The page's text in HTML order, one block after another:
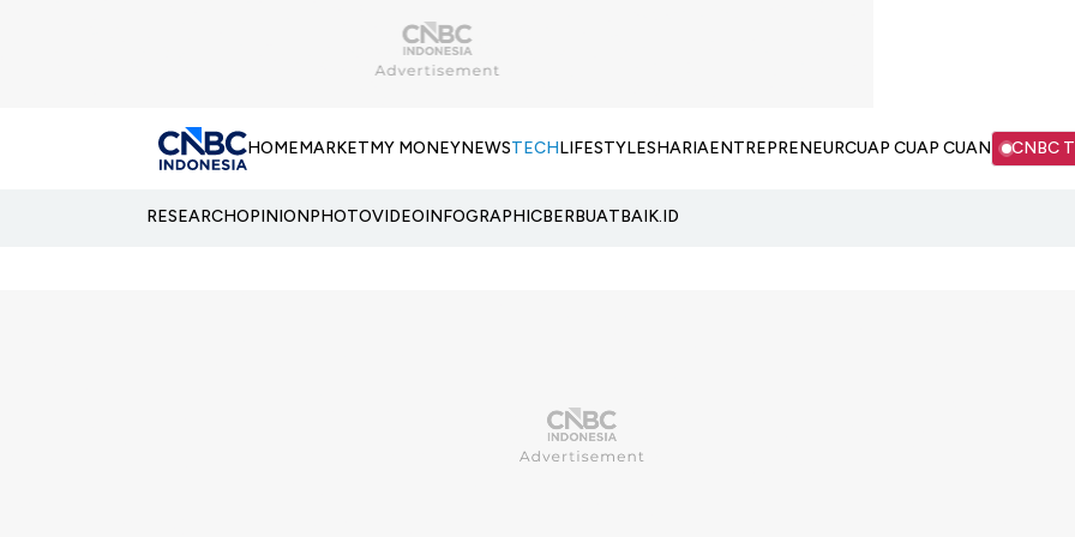
HOMEMARKETMY MONEYNEWSTECHLIFESTYLESHARIAENTREPRENEURCUAP CUAP CUAN CNBC
RESEARCHOPINIONPHOTOVIDEOINFOGRAPHICBERBUATBAIK.ID